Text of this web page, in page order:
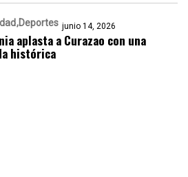
Deportes junio 14, 2026
aplasta a Curazao con una
histórica